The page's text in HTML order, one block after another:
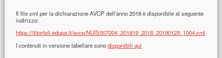
Il file xml per la dichiarazione AVCP dell'anno 2018 è disponibile al seguente
indirizzo:
https://ititortoli.edupa.it/avcp/NUIS007004_201819_2018_20190129_1004.xml
I contenuti in versione tabellare sonodisponibili qui